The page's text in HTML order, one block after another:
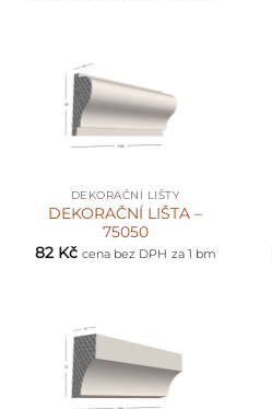
DEKORAČNÍ LIŠTY
DEKORAČNÍ LIŠTA –
75050
82 Kč cena bez DPH za 1 bm